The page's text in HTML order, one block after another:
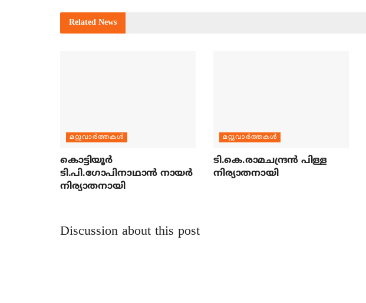
Related News
മറ്റുവാര്‍ത്തകള്‍
കൊട്ടിയൂര്‍
ടി.പി.ഗോപിനാഥാന്‍ നായര്‍
നിര്യാതനായി
മറ്റുവാര്‍ത്തകള്‍
ടി.കെ.രാമചന്ദ്രന്‍ പിള്ള
നിര്യാതനായി
Discussion about this post